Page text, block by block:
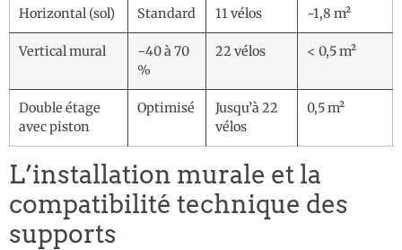
Horizontal (sol) Standard 11 vélos ~1,8 m²
Vertical mural
−40 à 70
%
22 vélos < 0,5 m²
Double étage
avec piston
Optimisé
Jusqu’à 22
vélos
0,5 m²
L’installation murale et la
compatibilité technique des
supports